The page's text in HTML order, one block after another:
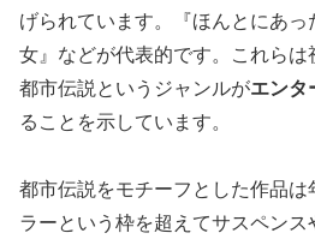
げられています。『ほんとにあ
女』などが代表的です。これらは
都市伝説というジャンルがエンタ
ることを示しています。
都市伝説をモチーフとした作品
ラーという枠を超えてサスペン